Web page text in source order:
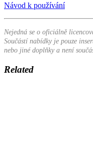
Návod k používání
Nejedná se o oficiálně
Součástí nabídky je pouze
nebo jiné doplňky a není
Related